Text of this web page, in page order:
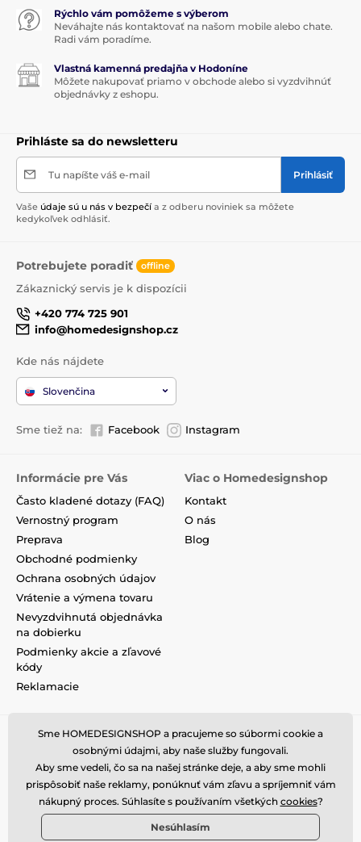
Rýchlo vám pomôžeme s výberom
Neváhajte nás kontaktovať na našom mobile alebo chate.
Radi vám poradíme.
Vlastná kamenná predajňa v Hodoníne
Môžete nakupovať priamo v obchode alebo si vyzdvihnúť
objednávky z eshopu.
Prihláste sa do newsletteru
Tu napíšte váš e-mail Prihlásiť
Vaše údaje sú u nás v bezpečí a z odberu noviniek sa môžete
kedykoľvek odhlásiť.
Potrebujete poradiť offline
Zákaznický servis je k dispozícii
+420 774 725 901
info@homedesignshop.cz
Kde nás nájdete
Slovenčina
Sme tiež na: Facebook Instagram
Informácie pre Vás
Často kladené dotazy (FAQ)
Vernostný program
Preprava
Obchodné podmienky
Ochrana osobných údajov
Vrátenie a výmena tovaru
Nevyzdvihnutá objednávka
na dobierku
Podmienky akcie a zľavové
kódy
Reklamacie
Viac o Homedesignshop
Kontakt
O nás
Blog
Sme HOMEDESIGNSHOP a pracujeme so súbormi cookie a
osobnými údajmi, aby naše služby fungovali.
Aby sme vedeli, čo sa na našej stránke deje, a aby sme mohli
prispôsobiť naše reklamy, ponúknuť vám zľavu a spríjemniť vám
nákupný proces. Súhlasíte s používaním všetkých cookies?
Nesúhlasím